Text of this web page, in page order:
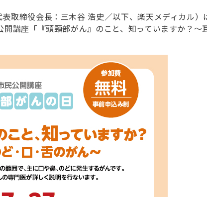
取締役会長：三木谷 浩史／以下、楽天メディカル）
開講座「『頭頸部がん』のこと、知っていますか？〜